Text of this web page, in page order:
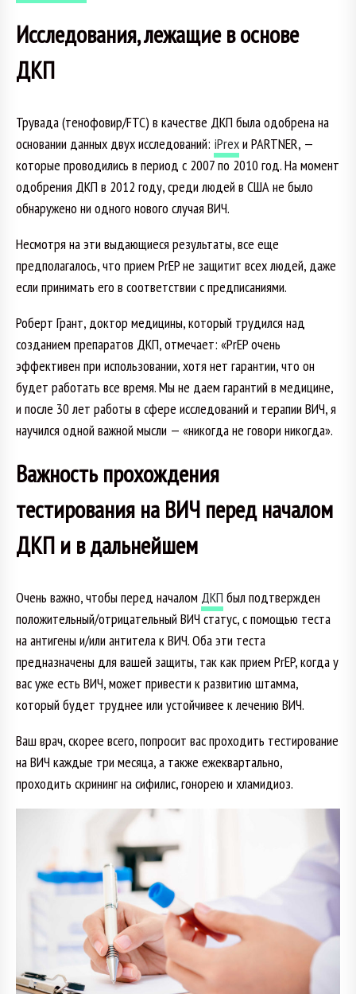
Исследования, лежащие в основе
ДКП
Трувада (тенофовир/FTC) в качестве ДКП была одобрена на
основании данных двух исследований: iPrexи PARTNER, —
которые проводились в период с 2007 по 2010 год. На момент
одобрения ДКП в 2012 году, среди людей в США не было
обнаружено ни одного нового случая ВИЧ.
Несмотря на эти выдающиеся результаты, все еще
предполагалось, что прием PrEP не защитит всех людей, даже
если принимать его в соответствии с предписаниями.
Роберт Грант, доктор медицины, который трудился над
созданием препаратов ДКП, отмечает: «PrEP очень
эффективен при использовании, хотя нет гарантии, что он
будет работать все время. Мы не даем гарантий в медицине,
и после 30 лет работы в сфере исследований и терапии ВИЧ, я
научился одной важной мысли — «никогда не говори никогда».
Важность прохождения
тестирования на ВИЧ перед началом
ДКП и в дальнейшем
Очень важно, чтобы перед началом ДКП был подтвержден
положительный/отрицательный ВИЧ статус, с помощью теста
на антигены и/или антитела к ВИЧ. Оба эти теста
предназначены для вашей защиты, так как прием PrEP, когда у
вас уже есть ВИЧ, может привести к развитию штамма,
который будет труднее или устойчивее к лечению ВИЧ.
Ваш врач, скорее всего, попросит вас проходить тестирование
на ВИЧ каждые три месяца, а также ежеквартально,
проходить скрининг на сифилис, гонорею и хламидиоз.